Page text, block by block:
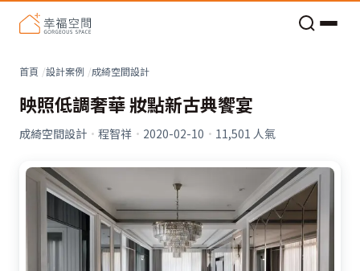
首頁 設計案例 成綺空間設計
映照低調奢華 妝點新古典饗宴
成綺空間設計 · 程智祥 · 2020-02-10 · 11,501 人氣